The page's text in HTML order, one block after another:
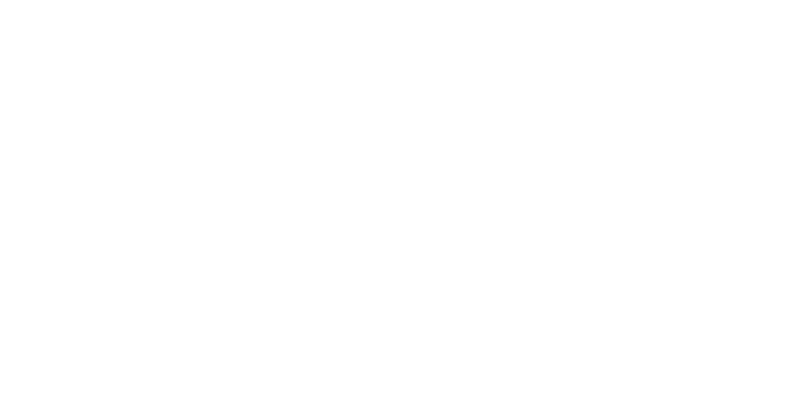
you navigate through the website. Out of these, the cookies that are categorized as necessary are stored on your
of the website. We also use third-party cookies that help us analyze and understand how you use this